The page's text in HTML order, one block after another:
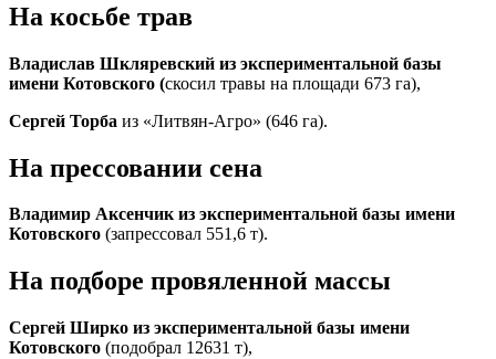
На косьбе трав
Владислав Шкляревский из экспериментальной базы
имени Котовского (скосил травы на площади 673 га),
Сергей Торба из «Литвян-Агро» (646 га).
На прессовании сена
Владимир Аксенчик из экспериментальной базы имени
Котовского (запрессовал 551,6 т).
На подборе провяленной массы
Сергей Ширко из экспериментальной базы имени
Котовского (подобрал 12631 т),